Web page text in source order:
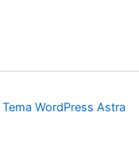
Tema WordPress Astra